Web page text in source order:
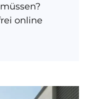
online